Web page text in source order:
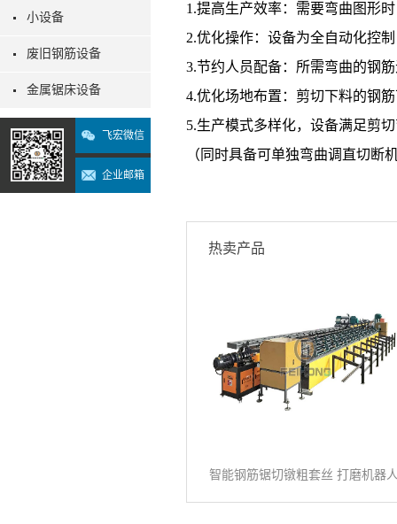
小设备
废旧钢筋设备
金属锯床设备
飞宏微信
企业邮箱
1.提高生产效率：需要弯曲图形
2.优化操作：设备为全自动化控
3.节约人员配备：所需弯曲的钢
4.优化场地布置：剪切下料的钢
5.生产模式多样化，设备满足剪
（同时具备可单独弯曲调直切断
热卖产品
智能钢筋锯切镦粗套丝 打磨机器